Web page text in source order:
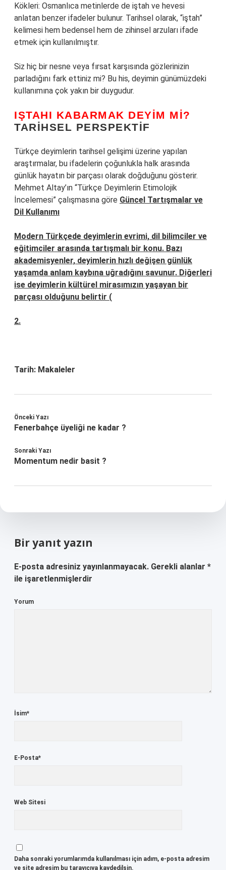
Kökleri: Osmanlıca metinlerde de iştah ve hevesi
anlatan benzer ifadeler bulunur. Tarihsel olarak, “iştah”
kelimesi hem bedensel hem de zihinsel arzuları ifade
etmek için kullanılmıştır.
Siz hiç bir nesne veya fırsat karşısında gözlerinizin
parladığını fark ettiniz mi? Bu his, deyimin günümüzdeki
kullanımına çok yakın bir duygudur.
IŞTAHI KABARMAK DEYIM MI?
TARIHSEL PERSPEKTIF
Türkçe deyimlerin tarihsel gelişimi üzerine yapılan
araştırmalar, bu ifadelerin çoğunlukla halk arasında
günlük hayatın bir parçası olarak doğduğunu gösterir.
Mehmet Altay’ın “Türkçe Deyimlerin Etimolojik
İncelemesi” çalışmasına göre Güncel Tartışmalar ve
Dil Kullanımı
Modern Türkçede deyimlerin evrimi, dil bilimciler ve
eğitimciler arasında tartışmalı bir konu. Bazı
akademisyenler, deyimlerin hızlı değişen günlük
yaşamda anlam kaybına uğradığını savunur. Diğerleri
ise deyimlerin kültürel mirasımızın yaşayan bir
parçası olduğunu belirtir (
2.
Tarih: Makaleler
Önceki Yazı
Fenerbahçe üyeliği ne kadar ?
Sonraki Yazı
Momentum nedir basit ?
Bir yanıt yazın
E-posta adresiniz yayınlanmayacak. Gerekli alanlar *
ile işaretlenmişlerdir
Yorum
İsim*
E-Posta*
Web Sitesi
Daha sonraki yorumlarımda kullanılması için adım, e-posta adresim
ve site adresim bu tarayıcıya kaydedilsin.